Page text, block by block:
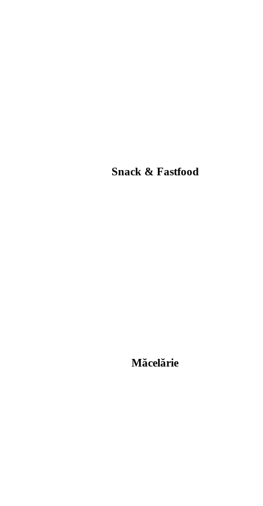
Snack & Fastfood
Măcelărie